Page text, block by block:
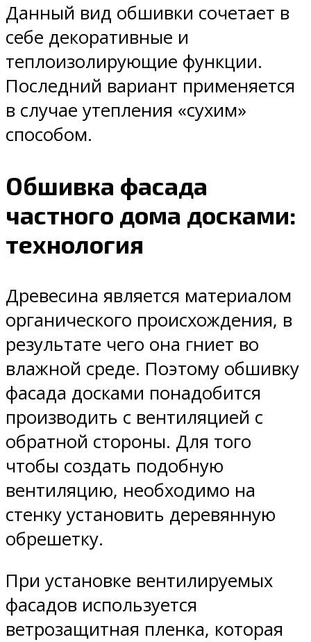
Данный вид обшивки сочетает в
себе декоративные и
теплоизолирующие функции.
Последний вариант применяется
в случае утепления «сухим»
способом.
Обшивка фасада
частного дома досками:
технология
Древесина является материалом
органического происхождения, в
результате чего она гниет во
влажной среде. Поэтому обшивку
фасада досками понадобится
производить с вентиляцией с
обратной стороны. Для того
чтобы создать подобную
вентиляцию, необходимо на
стенку установить деревянную
обрешетку.
При установке вентилируемых
фасадов используется
ветрозащитная пленка, которая